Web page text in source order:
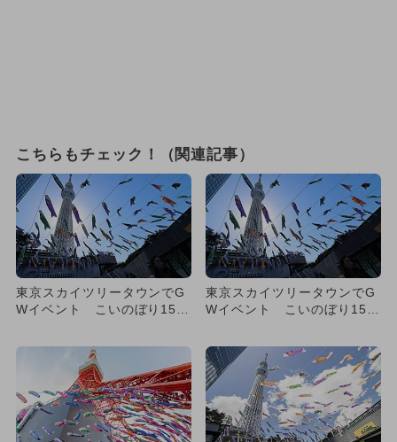
こちらもチェック！（関連記事）
東京スカイツリータウンでG
Wイベント こいのぼり150
湾...
東京スカイツリータウンでG
Wイベント こいのぼり150
湾...